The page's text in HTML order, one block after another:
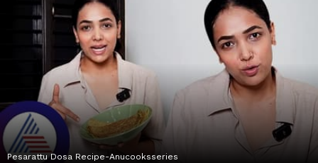
Pesarattu Dosa Recipe-Anucooksseries